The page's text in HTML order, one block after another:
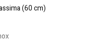
(60 cm)